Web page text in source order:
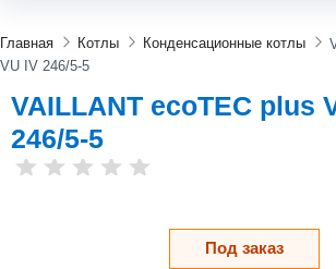
Главная Котлы Конденсационные котлы
VU IV 246/5-5
VAILLANT ecoTEC plus
246/5-5
Под заказ